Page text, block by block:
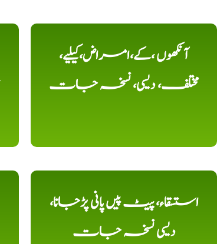
آنکھوں ،کے،امراض،کیلیے،
مختلف، دیسی، نسخہ جات
استسقاء، پیٹ پیں پانی پڑجانا،
دیسی نسخہ جات